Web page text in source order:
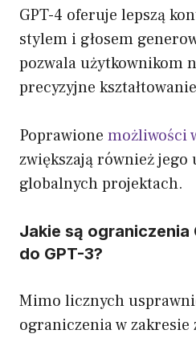
GPT-4 oferuje lepszą
stylem i głosem
pozwala użytkownikom
precyzyjne
Poprawione możliwości
zwiększają również jego
globalnych projektach.
Jakie są ograniczenia
do GPT-3?
Mimo licznych
ograniczenia w